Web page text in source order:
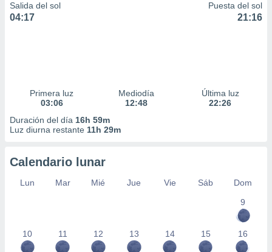
Salida del sol
04:17
Puesta del sol
21:16
Primera luz
03:06
Mediodía
12:48
Última luz
22:26
Duración del día 16h 59m
Luz diurna restante 11h 29m
Calendario lunar
Lun Mar Mié Jue Vie Sáb
Dom
9
10 11 12 13 14 15 16